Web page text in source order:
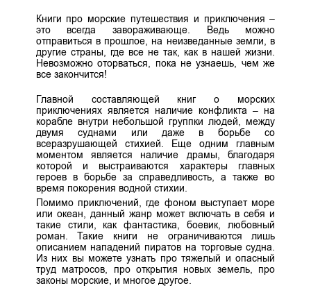
Книги про морские путешествия и приключения –
это всегда завораживающе. Ведь можно
отправиться в прошлое, на неизведанные земли, в
другие страны, где все не так, как в нашей жизни.
Невозможно оторваться, пока не узнаешь, чем же
все закончится!
Главной составляющей книг о морских
приключениях является наличие конфликта – на
корабле внутри небольшой группки людей, между
двумя суднами или даже в борьбе со
всеразрушающей стихией. Еще одним главным
моментом является наличие драмы, благодаря
которой и выстраиваются характеры главных
героев в борьбе за справедливость, а также во
время покорения водной стихии.
Помимо приключений, где фоном выступает море
или океан, данный жанр может включать в себя и
такие стили, как фантастика, боевик, любовный
роман. Такие книги не ограничиваются лишь
описанием нападений пиратов на торговые судна.
Из них вы можете узнать про тяжелый и опасный
труд матросов, про открытия новых земель, про
законы морские, и многое другое.